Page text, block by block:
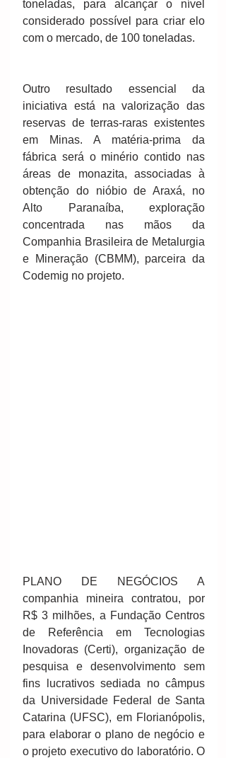
toneladas, para alcançar o nível
considerado possível para criar elo
com o mercado, de 100 toneladas.
Outro resultado essencial da
iniciativa está na valorização das
reservas de terras-raras existentes
em Minas. A matéria-prima da
fábrica será o minério contido nas
áreas de monazita, associadas à
obtenção do nióbio de Araxá, no
Alto Paranaíba, exploração
concentrada nas mãos da
Companhia Brasileira de Metalurgia
e Mineração (CBMM), parceira da
Codemig no projeto.
PLANO DE NEGÓCIOS A
companhia mineira contratou, por
R$ 3 milhões, a Fundação Centros
de Referência em Tecnologias
Inovadoras (Certi), organização de
pesquisa e desenvolvimento sem
fins lucrativos sediada no câmpus
da Universidade Federal de Santa
Catarina (UFSC), em Florianópolis,
para elaborar o plano de negócio e
o projeto executivo do laboratório. O